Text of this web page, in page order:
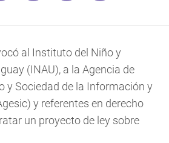
al Instituto del Niño y
(INAU), a la Agencia de
y Sociedad de la Información y
y referentes en derecho
un proyecto de ley sobre